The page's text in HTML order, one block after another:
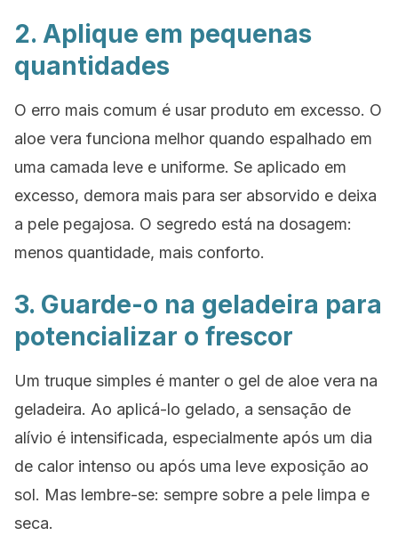
2. Aplique em pequenas
quantidades
O erro mais comum é usar produto em excesso. O
aloe vera funciona melhor quando espalhado em
uma camada leve e uniforme. Se aplicado em
excesso, demora mais para ser absorvido e deixa
a pele pegajosa. O segredo está na dosagem:
menos quantidade, mais conforto.
3. Guarde-o na geladeira para
potencializar o frescor
Um truque simples é manter o gel de aloe vera na
geladeira. Ao aplicá-lo gelado, a sensação de
alívio é intensificada, especialmente após um dia
de calor intenso ou após uma leve exposição ao
sol. Mas lembre-se: sempre sobre a pele limpa e
seca.